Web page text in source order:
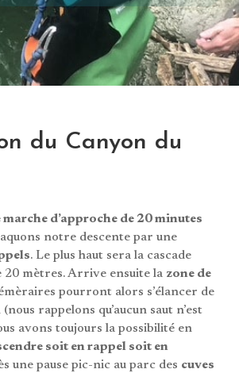
du Canyon du
marche d’approche de 20 minutes
notre descente par une
. Le plus haut sera la cascade
20 mètres. Arrive ensuite la zone de
pourront alors s’élancer de
rappelons qu’aucun saut n’est
avons toujours la possibilité en
soit en rappel soit en
une pause pic-nic au parc des cuves